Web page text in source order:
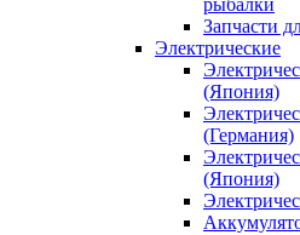
рыбалки
Запчасти
Электрические
(Япония)
(Германия)
(Япония)